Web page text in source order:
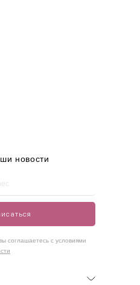
точкам.
новости
соглашаетесь с условиями